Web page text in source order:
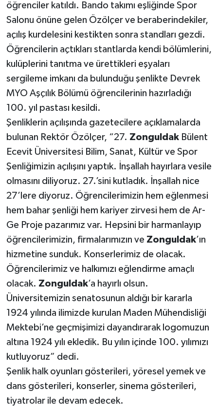
öğrenciler katıldı. Bando takımı eşliğinde Spor
Salonu önüne gelen Özölçer ve beraberindekiler,
açılış kurdelesini kestikten sonra standları gezdi.
Öğrencilerin açtıkları stantlarda kendi bölümlerini,
kulüplerini tanıtma ve ürettikleri eşyaları
sergileme imkanı da bulunduğu şenlikte Devrek
MYO Aşçılık Bölümü öğrencilerinin hazırladığı
100. yıl pastası kesildi.
Şenliklerin açılışında gazetecilere açıklamalarda
bulunan Rektör Özölçer, “27. ZonguldakBülent
Ecevit Üniversitesi Bilim, Sanat, Kültür ve Spor
Şenliğimizin açılışını yaptık. İnşallah hayırlara vesile
olmasını diliyoruz. 27.’sini kutladık. İnşallah nice
27’lere diyoruz. Öğrencilerimizin hem eğlenmesi
hem bahar şenliği hem kariyer zirvesi hem de Ar-
Ge Proje pazarımız var. Hepsini bir harmanlayıp
öğrencilerimizin, firmalarımızın ve Zonguldak’ın
hizmetine sunduk. Konserlerimiz de olacak.
Öğrencilerimiz ve halkımızı eğlendirme amaçlı
olacak. Zonguldak’a hayırlı olsun.
Üniversitemizin senatosunun aldığı bir kararla
1924 yılında ilimizde kurulan Maden Mühendisliği
Mektebi’ne geçmişimizi dayandırarak logomuzun
altına 1924 yılı ekledik. Bu yılın içinde 100. yılımızı
kutluyoruz” dedi.
Şenlik halk oyunları gösterileri, yöresel yemek ve
dans gösterileri, konserler, sinema gösterileri,
tiyatrolar ile devam edecek.
GÜNDEM
İş ilanı
Kültür - Sanat
MAGAZİN
Politika
Resmi İlan
Röportaj
Sağlık
SİYASET
Spor
Ulusal
Yaşam